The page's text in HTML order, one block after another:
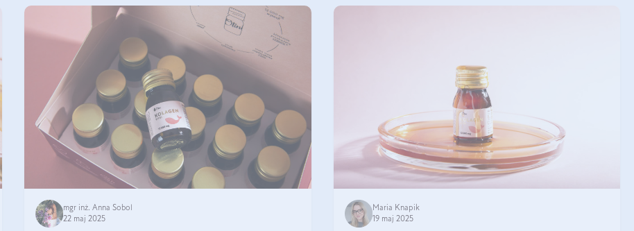
mgr inż. Anna Sobol
22 maj 2025
Maria Knapik
19 maj 2025